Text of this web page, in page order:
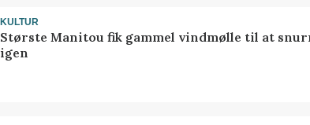
KULTUR
Største Manitou fik gammel vindmølle til at
igen